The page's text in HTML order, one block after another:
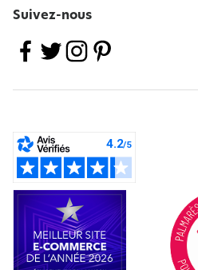
Suivez-nous